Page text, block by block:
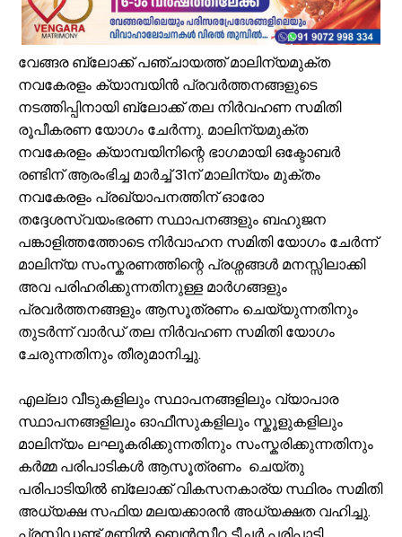
വേങ്ങര ബ്ലോക്ക് പഞ്ചായത്ത് മാലിന്യമുക്ത
നവകേരളം ക്യാമ്പയിൻ പ്രവർത്തനങ്ങളുടെ
നടത്തിപ്പിനായി ബ്ലോക്ക് തല നിർവഹണ സമിതി
രൂപീകരണ യോഗം ചേർന്നു. മാലിന്യമുക്ത
നവകേരളം ക്യാമ്പയിനിന്റെ ഭാഗമായി ഒക്ടോബർ
രണ്ടിന് ആരംഭിച്ച മാർച്ച് 31ന് മാലിന്യം മുക്തം
നവകേരളം പ്രഖ്യാപനത്തിന് ഓരോ
തദ്ദേശസ്വയംഭരണ സ്ഥാപനങ്ങളും ബഹുജന
പങ്കാളിത്തത്തോടെ നിർവാഹന സമിതി യോഗം ചേർന്ന്
മാലിന്യ സംസ്കരണത്തിന്റെ പ്രശ്നങ്ങൾ മനസ്സിലാക്കി
അവ പരിഹരിക്കുന്നതിനുള്ള മാർഗങ്ങളും
പ്രവർത്തനങ്ങളും ആസൂത്രണം ചെയ്യുന്നതിനും
തുടർന്ന് വാർഡ് തല നിർവഹണ സമിതി യോഗം
ചേരുന്നതിനും തീരുമാനിച്ചു.
എല്ലാ വീടുകളിലും സ്ഥാപനങ്ങളിലും വ്യാപാര
സ്ഥാപനങ്ങളിലും ഓഫീസുകളിലും സ്കൂളുകളിലും
മാലിന്യം ലഘൂകരിക്കുന്നതിനും സംസ്കരിക്കുന്നതിനും
കർമ്മ പരിപാടികൾ ആസൂത്രണം ചെയ്തു
പരിപാടിയിൽ ബ്ലോക്ക് വികസനകാര്യ സ്ഥിരം സമിതി
അധ്യക്ഷ സഫിയ മലയക്കാരൻ അധ്യക്ഷത വഹിച്ചു.